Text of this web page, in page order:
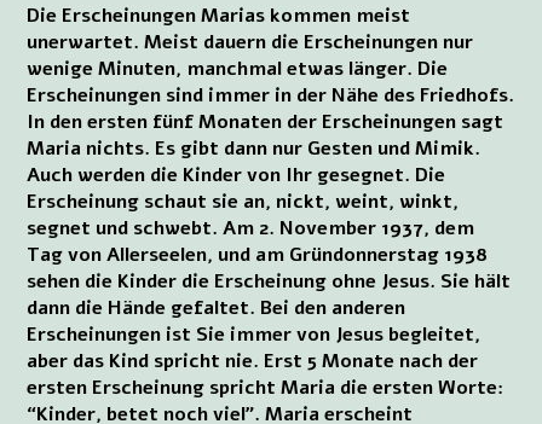
Die Erscheinungen Marias kommen meist
unerwartet. Meist dauern die Erscheinungen nur
wenige Minuten, manchmal etwas länger. Die
Erscheinungen sind immer in der Nähe des Friedhofs.
In den ersten fünf Monaten der Erscheinungen sagt
Maria nichts. Es gibt dann nur Gesten und Mimik.
Auch werden die Kinder von Ihr gesegnet. Die
Erscheinung schaut sie an, nickt, weint, winkt,
segnet und schwebt. Am 2. November 1937, dem
Tag von Allerseelen, und am Gründonnerstag 1938
sehen die Kinder die Erscheinung ohne Jesus. Sie hält
dann die Hände gefaltet. Bei den anderen
Erscheinungen ist Sie immer von Jesus begleitet,
aber das Kind spricht nie. Erst 5 Monate nach der
ersten Erscheinung spricht Maria die ersten Worte:
“Kinder, betet noch viel”. Maria erscheint